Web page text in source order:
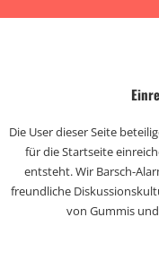
Die User dieser Seite
für die Startseite
entsteht. Wir Barsch-
freundliche
von Gummis